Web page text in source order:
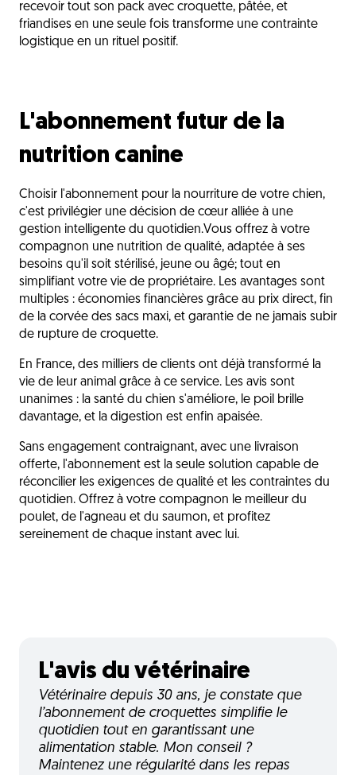
recevoir tout son pack avec croquette, pâtée, et
friandises en une seule fois transforme une contrainte
logistique en un rituel positif.
L'abonnement futur de la
nutrition canine
Choisir l'abonnement pour la nourriture de votre chien,
c'est privilégier une décision de cœur alliée à une
gestion intelligente du quotidien.Vous offrez à votre
compagnon une nutrition de qualité, adaptée à ses
besoins qu'il soit stérilisé, jeune ou âgé; tout en
simplifiant votre vie de propriétaire. Les avantages sont
multiples : économies financières grâce au prix direct, fin
de la corvée des sacs maxi, et garantie de ne jamais subir
de rupture de croquette.
En France, des milliers de clients ont déjà transformé la
vie de leur animal grâce à ce service. Les avis sont
unanimes : la santé du chien s'améliore, le poil brille
davantage, et la digestion est enfin apaisée.
Sans engagement contraignant, avec une livraison
offerte, l'abonnement est la seule solution capable de
réconcilier les exigences de qualité et les contraintes du
quotidien. Offrez à votre compagnon le meilleur du
poulet, de l'agneau et du saumon, et profitez
sereinement de chaque instant avec lui.
L'avis du vétérinaire
Vétérinaire depuis 30 ans, je constate que
l’abonnement de croquettes simplifie le
quotidien tout en garantissant une
alimentation stable. Mon conseil ?
Maintenez une régularité dans les repas